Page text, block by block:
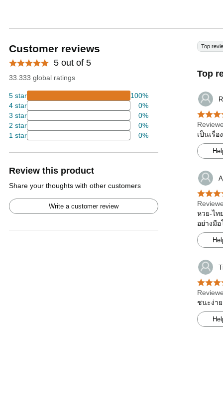
Customer reviews
5 out of 5
33.333 global ratings
5 star
100%
4 star
0%
3 star
0%
2 star
0%
1 star
0%
Review this product
Share your thoughts with other customers
Write a customer review
Top
Top
เป็นเรื่
หวย-ไท
อย่างมือ
ชนะง่า